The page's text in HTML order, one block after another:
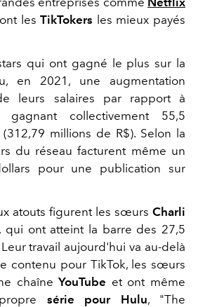
lesTikTokers les mieux payés
qui ont gagné le plus sur la
en 2021, une augmentation
leurs salaires par rapport à
gagnant collectivement 55,5
millions de R$). Selon la
du réseau facturent même un
pour une publication sur
atouts figurent les sœurs Charli
, qui ont atteint la barre des 27,5
travail aujourd'hui va au-delà
contenu pour TikTok, les sœurs
chaîneYouTube et ont même
série pour Hulu, "The